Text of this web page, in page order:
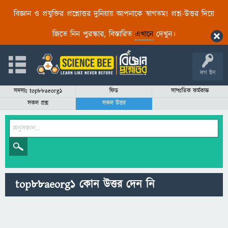
বিজ্ঞান ও প্রযুক্তির প্রশ্নোত্তর দুনিয়ায় আপনাকে স্বাগতম! প্রশ্ন-উত্তর দিয়ে
জিতে নিন পুরস্কার, বিস্তারিত এখানেদেখুন।
লগ ইন
সদস্যঃ top88aeorg1 ফিড
সাম্প্রতিক কর্মকান্ড
সকল প্রশ্ন
সকল উত্তর
top88aeorg1 কোন উত্তর দেন নি